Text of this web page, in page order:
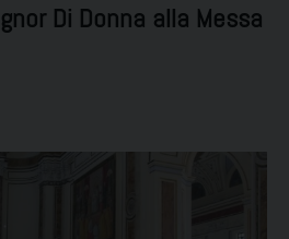
Di Donna alla Messa